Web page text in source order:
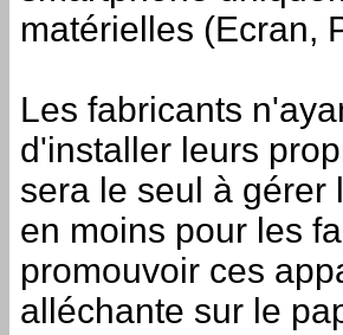
matérielles (Ecran,
Les fabricants
d'installer leurs
sera le seul à gérer
en moins pour les
promouvoir ces
alléchante sur le